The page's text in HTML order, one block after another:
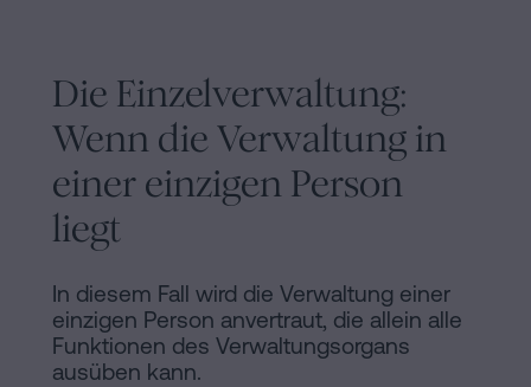
Die Einzelverwaltung:
Wenn die Verwaltung in
einer einzigen Person
liegt
In diesem Fall wird die Verwaltung einer
einzigen Person anvertraut, die allein alle
Funktionen des Verwaltungsorgans
ausüben kann.